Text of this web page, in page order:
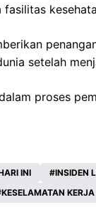
fasilitas
setelah
proses
INI INSIDEN
KESELAMATAN KERJA